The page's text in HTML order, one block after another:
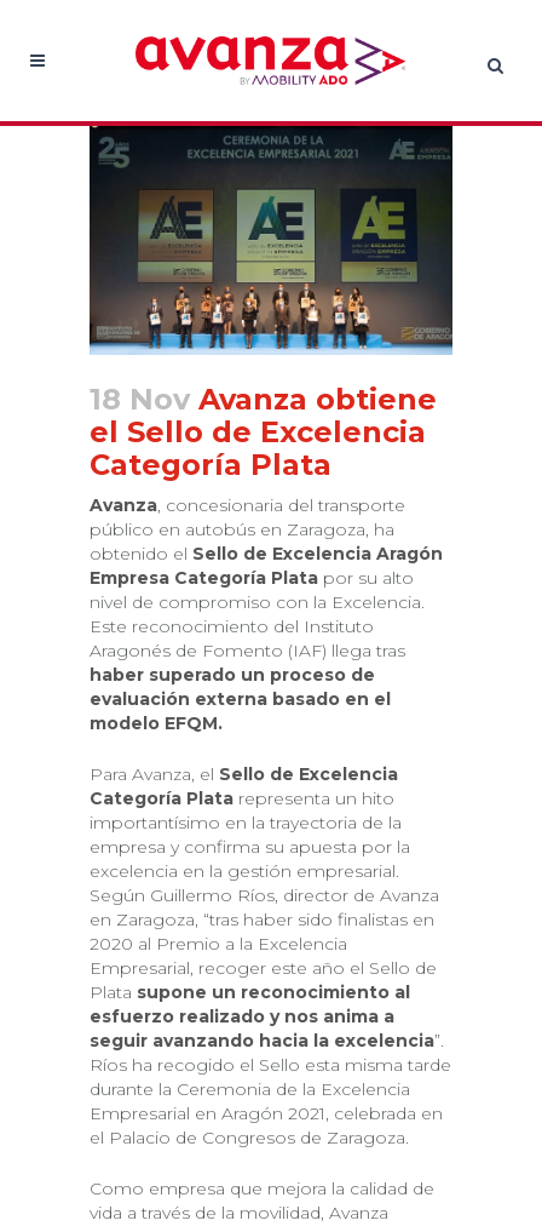
18 Nov Avanza obtiene
el Sello de Excelencia
Categoría Plata
Avanza, concesionaria del transporte
público en autobús en Zaragoza, ha
obtenido el Sello de Excelencia Aragón
Empresa Categoría Plata por su alto
nivel de compromiso con la Excelencia.
Este reconocimiento del Instituto
Aragonés de Fomento (IAF) llega tras
haber superado un proceso de
evaluación externa basado en el
modelo EFQM.
Para Avanza, el Sello de Excelencia
Categoría Plata representa un hito
importantísimo en la trayectoria de la
empresa y confirma su apuesta por la
excelencia en la gestión empresarial.
Según Guillermo Ríos, director de Avanza
en Zaragoza, “tras haber sido finalistas en
2020 al Premio a la Excelencia
Empresarial, recoger este año el Sello de
Plata supone un reconocimiento al
esfuerzo realizado y nos anima a
seguir avanzando hacia la excelencia”.
Ríos ha recogido el Sello esta misma tarde
durante la Ceremonia de la Excelencia
Empresarial en Aragón 2021, celebrada en
el Palacio de Congresos de Zaragoza.
Como empresa que mejora la calidad de
vida a través de la movilidad, Avanza